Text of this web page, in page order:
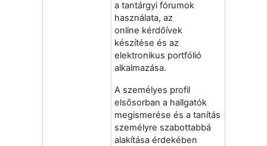
a tantárgyi fórumok
használata, az
online kérdőívek
készítése és az
elektronikus portfólió
alkalmazása.
A személyes profil
elsősorban a hallgatók
megismerése és a tanítás
személyre szabottabbá
alakítása érdekében